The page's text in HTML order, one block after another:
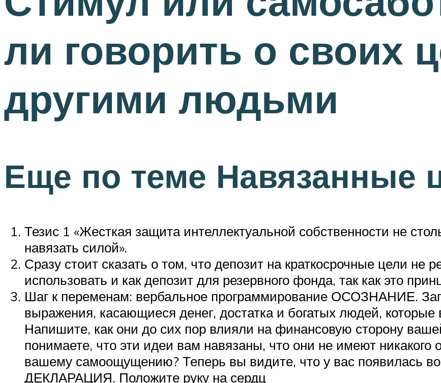
ли говорить о своих
другими людьми
Еще по теме Навязанные
Тезис 1 «Жесткая защита интеллектуальной собственности не
навязать силой».
Сразу стоит сказать о том, что депозит на краткосрочные цели не
использовать и как депозит для резервного фонда, так как это
Шаг к переменам: вербальное программирование ОСОЗНАНИЕ.
выражения, касающиеся денег, достатка и богатых людей,
Напишите, как они до сих пор влияли на финансовую сторону
понимаете, что эти идеи вам навязаны, что они не имеют
вашему самоощущению? Теперь вы видите, что у вас появилась
ДЕКЛАРАЦИЯ. Положите руку на сердц